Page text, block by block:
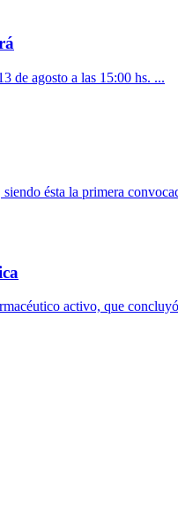
de agosto a las 15:00 hs. ...
ésta la primera
activo, que